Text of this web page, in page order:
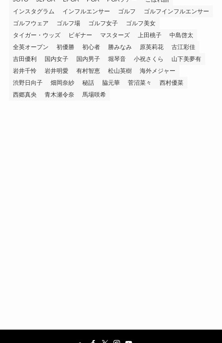
インスタグラム
インフルエンサー ゴルフ
ゴルフインフルエンサー
ゴルフウェア
ゴルフ場 ゴルフ女子
ゴルフ美女
タイガー・ウッズ
ビギナー マスターズ 上田桃子
中島啓太
全英オープン
初優勝 初心者 勝みなみ 原英莉花
古江彩佳
吉田優利
国内女子 国内男子 堀琴音 小祝さくら
山下美夢有
岩井千怜
岩井明愛 有村智恵 松山英樹
海外メジャー
渋野日向子
畑岡奈紗 秘話 脇元華 菅沼菜々
西村優菜
西郷真央
青木瀬令奈 馬場咲希